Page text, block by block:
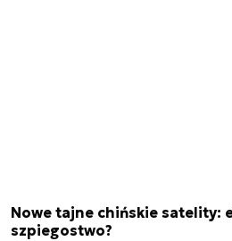
Nowe tajne chińskie satelity:
szpiegostwo?